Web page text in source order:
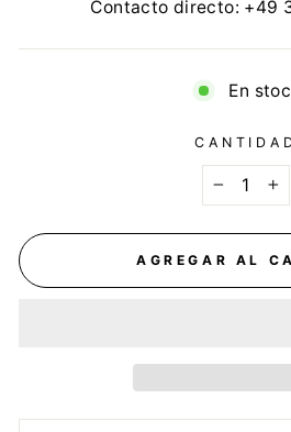
Contacto directo: +49
En
+
AGREGAR AL